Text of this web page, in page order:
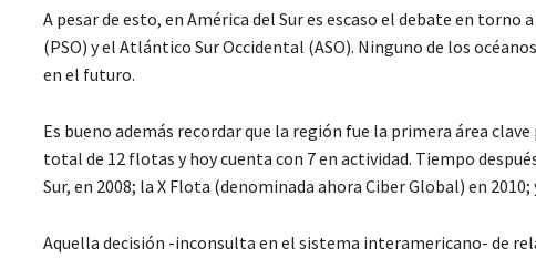
A pesar de esto, en América del Sur es escaso el debate en
(PSO) y el Atlántico Sur Occidental (ASO). Ninguno de los
en el futuro.
Es bueno además recordar que la región fue la primera área
total de 12 flotas y hoy cuenta con 7 en actividad. Tiempo
Sur, en 2008; la X Flota (denominada ahora Ciber Global) en
Aquella decisión -inconsulta en el sistema interamericano- de